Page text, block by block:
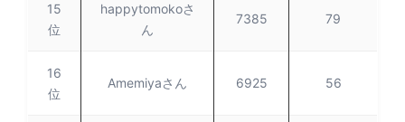
15
位
happytomokoさ
ん
7385 79
16
位
Amemiyaさん 6925 56